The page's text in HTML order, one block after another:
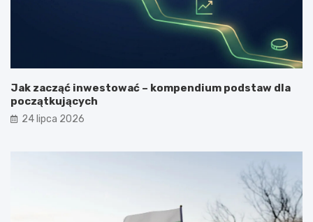
Jak zacząć inwestować – kompendium podstaw dla
początkujących
24 lipca 2026